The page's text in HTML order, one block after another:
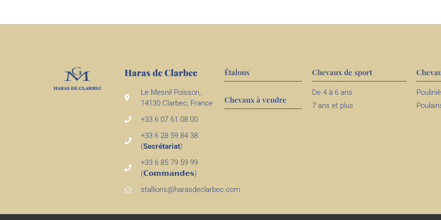
Haras de Clarbec
Le Mesnil Poisson,
14130 Clarbec, France
+33 6 07 61 08 00
+33 6 28 59 84 38
(Secrétariat)
+33 6 85 79 59 99
(𝗖𝗼𝗺𝗺𝗮𝗻𝗱𝗲𝘀)
stallions@harasdeclarbec.com
Étalons
Chevaux à vendre
Chevaux de sport
De 4 à 6 ans
7 ans et plus